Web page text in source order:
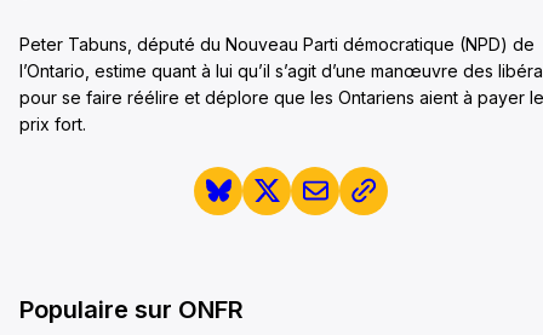
Peter Tabuns, député du Nouveau Parti démocratique (NPD) de
l’Ontario, estime quant à lui qu’il s’agit d’une manœuvre des
pour se faire réélire et déplore que les Ontariens aient à payer le
prix fort.
Populaire sur ONFR